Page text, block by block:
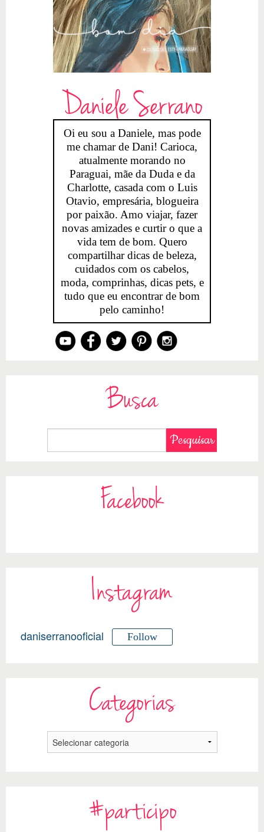
Daniele Serrano
Oi eu sou a Daniele, mas pode
me chamar de Dani! Carioca,
atualmente morando no
Paraguai, mãe da Duda e da
Charlotte, casada com o Luis
Otavio, empresária, blogueira
por paixão. Amo viajar, fazer
novas amizades e curtir o que a
vida tem de bom. Quero
compartilhar dicas de beleza,
cuidados com os cabelos,
moda, comprinhas, dicas pets, e
tudo que eu encontrar de bom
pelo caminho!
Busca
Facebook
Instagram
daniserranooficial Follow
Categorias
#participo